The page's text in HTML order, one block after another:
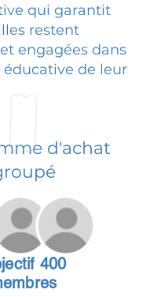
qui garantit
restent
engagées dans
de leur
d'achat
400